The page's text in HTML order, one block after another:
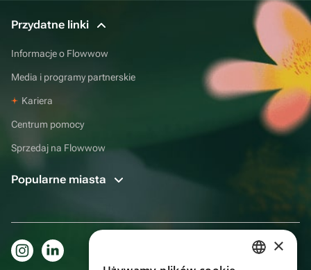
Przydatne linki
Informacje o Flowwow
Media i programy partnerskie
Kariera
Centrum pomocy
Sprzedaj na Flowwow
Popularne miasta
×